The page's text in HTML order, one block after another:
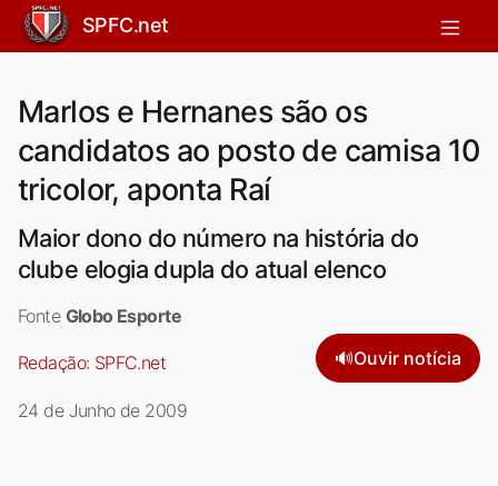
SPFC.net
Marlos e Hernanes são os
candidatos ao posto de camisa 10
tricolor, aponta Raí
Maior dono do número na história do
clube elogia dupla do atual elenco
Fonte Globo Esporte
Redação: SPFC.net 🔊Ouvir notícia
24 de Junho de 2009